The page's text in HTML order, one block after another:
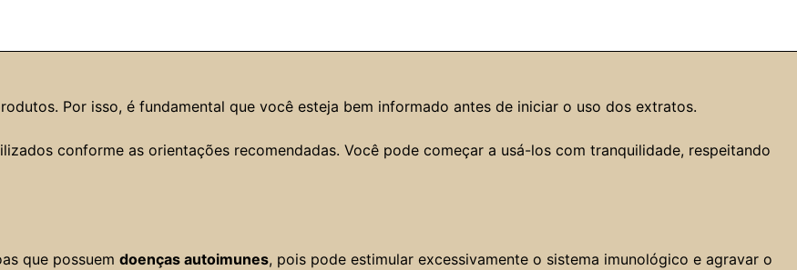
Por isso, é fundamental que você esteja bem informado antes de iniciar o uso dos extratos.
conforme as orientações recomendadas. Você pode começar a usá-los com tranquilidade, respeitando
que possuem doenças autoimunes, pois pode estimular excessivamente o sistema imunológico e agravar o